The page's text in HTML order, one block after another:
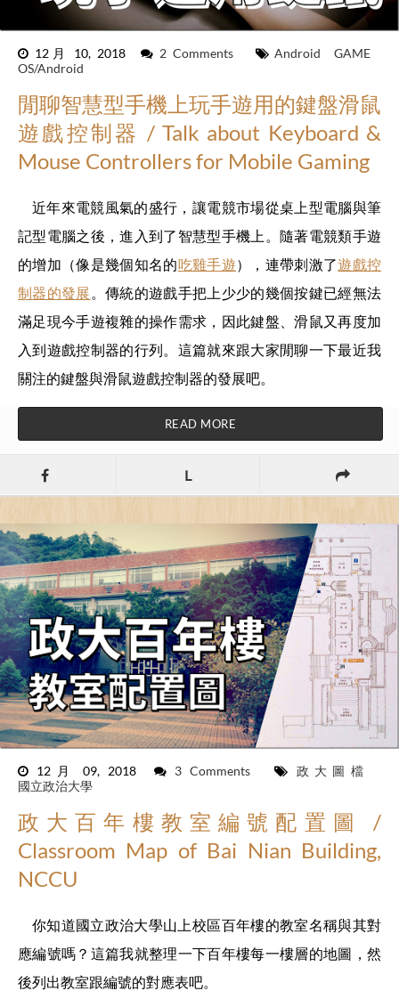
12月 10, 2018 2 Comments Android
GAME
OS/Android
閒聊智慧型手機上玩手遊用的鍵盤滑鼠
遊戲控制器 / Talk about Keyboard &
Mouse Controllers for Mobile Gaming
近年來電競風氣的盛行，讓電競市場從桌上型電腦與筆
記型電腦之後，進入到了智慧型手機上。隨著電競類手遊
的增加（像是幾個知名的吃雞手遊），連帶刺激了遊戲控
制器的發展 。傳統的遊戲手把上少少的幾個按鍵已經無法
滿足現今手遊複雜的操作需求，因此鍵盤、滑鼠又再度加
入到遊戲控制器的行列。這篇就來跟大家閒聊一下最近我
關注的鍵盤與滑鼠遊戲控制器的發展吧。
READ MORE
L
12月 09, 2018 3 Comments
政大圖檔
國立政治大學
政大百年樓教室編號配置圖 /
Classroom Map of Bai Nian Building,
NCCU
你知道國立政治大學山上校區百年樓的教室名稱與其對
應編號嗎？這篇我就整理一下百年樓每一樓層的地圖，然
後列出教室跟編號的對應表吧。